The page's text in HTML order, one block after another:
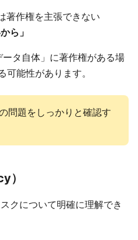
著作権を主張できない
ら」
タ自体」に著作権がある場
能性があります。
問題をしっかりと確認す
）
クについて明確に理解でき